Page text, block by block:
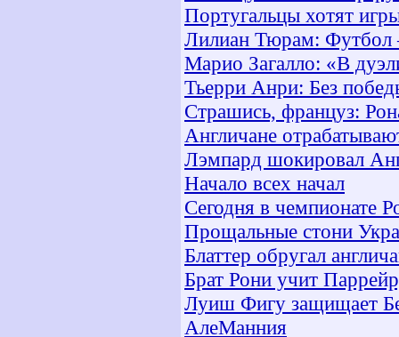
Португальцы хотят
Лилиан Тюрам: Футбол
Марио Загалло: «В
Тьерри Анри: Без
Страшись, француз:
Англичане
Лэмпард шокировал
Начало всех начал
Сегодня в чемпионате
Прощальные стони
Блаттер обругал
Брат Рони учит
Луиш Фигу защищает
АлеМанния